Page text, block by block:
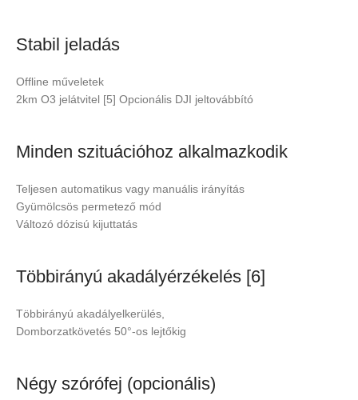
Stabil jeladás
Offline műveletek
2km O3 jelátvitel [5] Opcionális DJI jeltovábbító
Minden szituációhoz alkalmazkodik
Teljesen automatikus vagy manuális irányítás
Gyümölcsös permetező mód
Változó dózisú kijuttatás
Többirányú akadályérzékelés [6]
Többirányú akadályelkerülés,
Domborzatkövetés 50°-os lejtőkig
Négy szórófej (opcionális)